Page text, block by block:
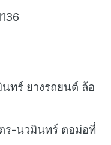
ทร์ ยางรถยนต์ ล้อ
ร-นวมินทร์ ตอม่อที่